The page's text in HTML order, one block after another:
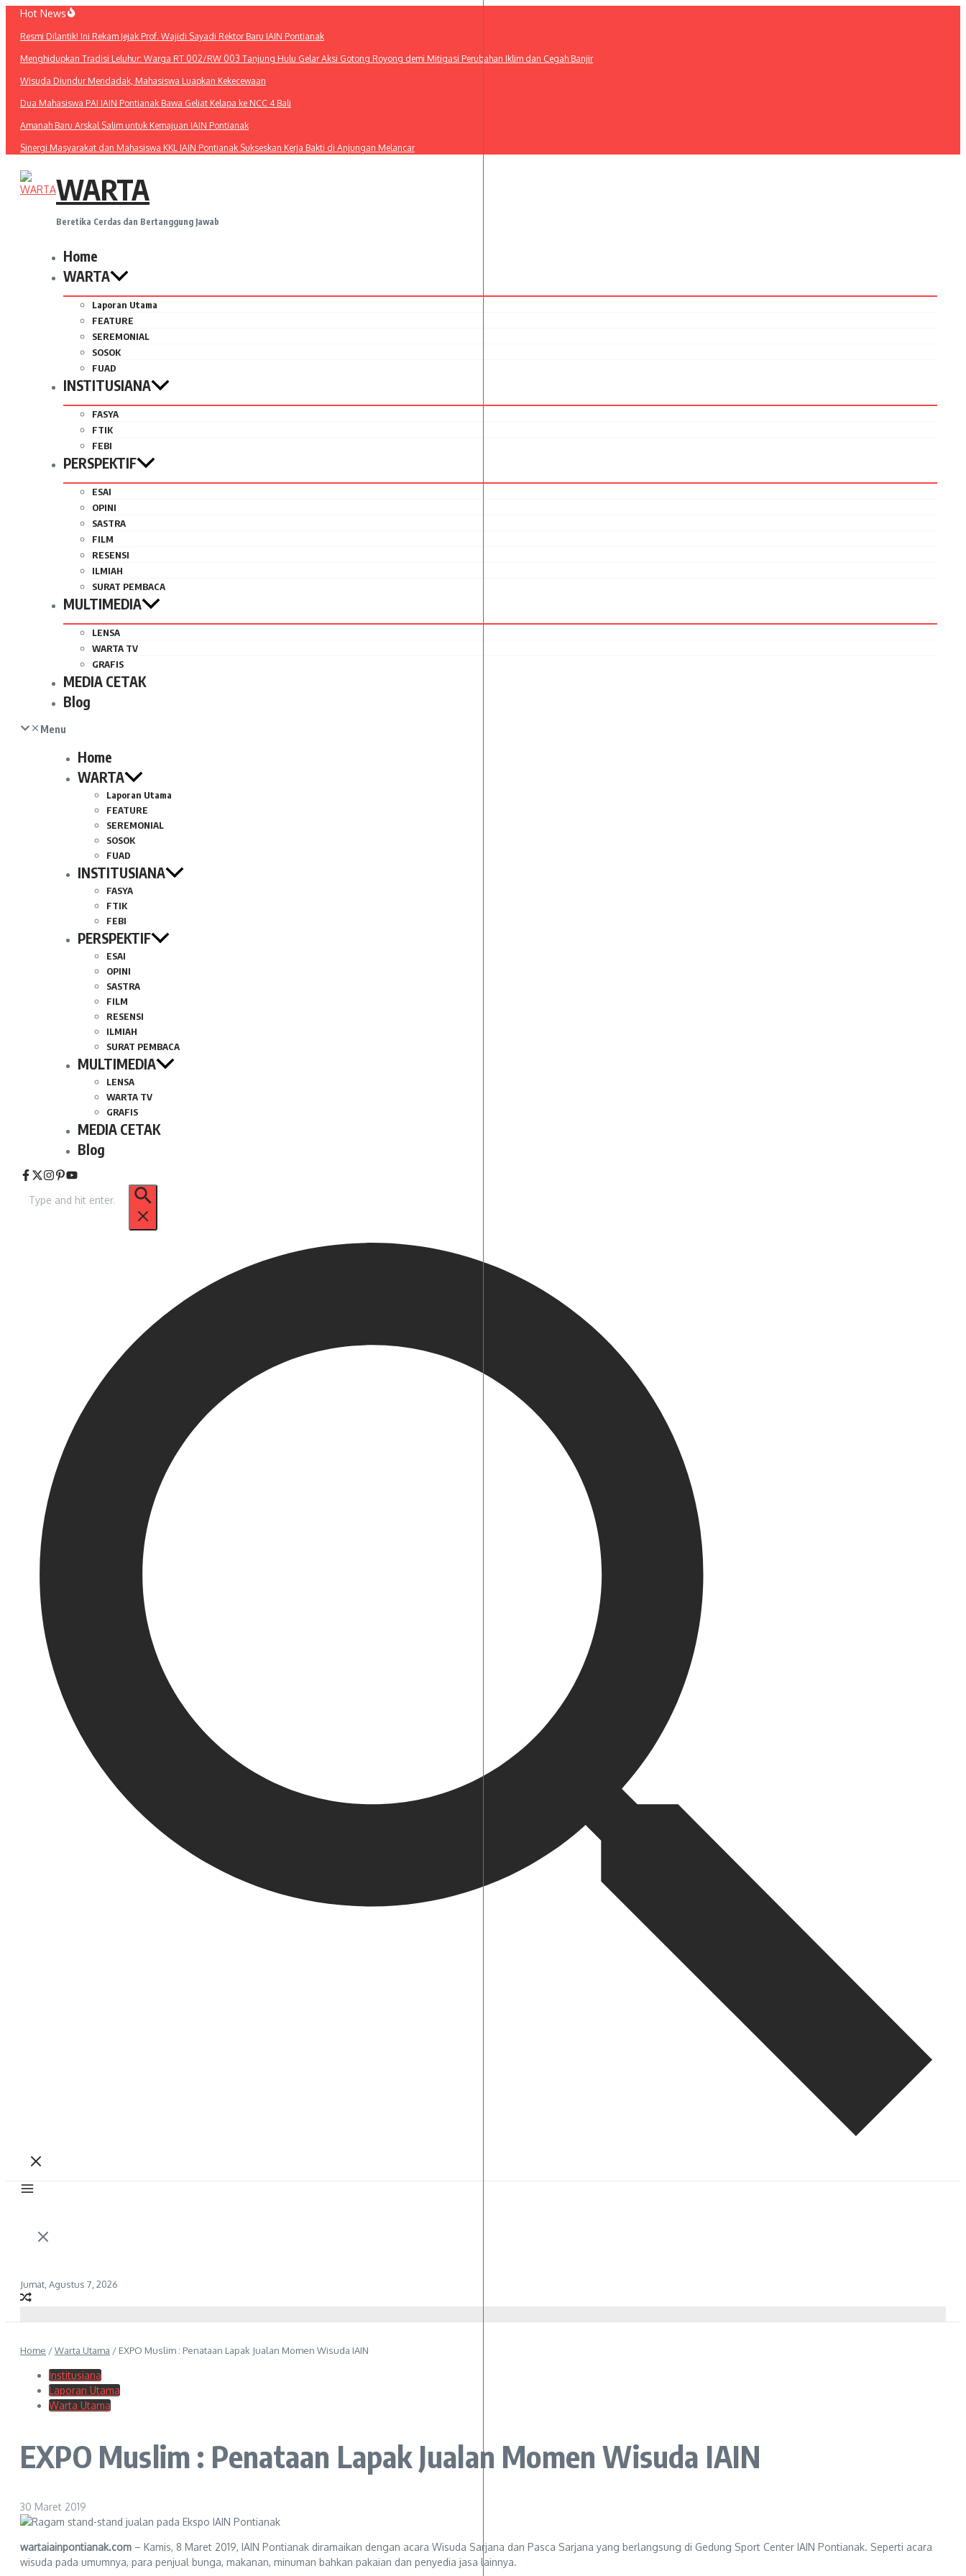
Lewati
konten
Hot News
Resmi Dilantik! Ini Rekam Jejak Prof. Wajidi Sayadi Rektor Baru IAIN Pontianak
Menghidupkan Tradisi Leluhur: Warga RT 002/RW 003 Tanjung Hulu Gelar Aksi Gotong Royong demi Mitigasi Perubahan Iklim dan Cegah Banjir
Wisuda Diundur Mendadak, Mahasiswa Luapkan Kekecewaan
Dua Mahasiswa PAI IAIN Pontianak Bawa Geliat Kelapa ke NCC 4 Bali
Amanah Baru Arskal Salim untuk Kemajuan IAIN Pontianak
Sinergi Masyarakat dan Mahasiswa KKL IAIN Pontianak Sukseskan Kerja Bakti di Anjungan Melancar
WARTA
Beretika Cerdas dan Bertanggung Jawab
Home
WARTA
Laporan Utama
FEATURE
SEREMONIAL
SOSOK
FUAD
INSTITUSIANA
FASYA
FTIK
FEBI
PERSPEKTIF
ESAI
OPINI
SASTRA
FILM
RESENSI
ILMIAH
SURAT PEMBACA
MULTIMEDIA
LENSA
WARTA TV
GRAFIS
MEDIA CETAK
Blog
Menu
Home
WARTA
Laporan Utama
FEATURE
SEREMONIAL
SOSOK
FUAD
INSTITUSIANA
FASYA
FTIK
FEBI
PERSPEKTIF
ESAI
OPINI
SASTRA
FILM
RESENSI
ILMIAH
SURAT PEMBACA
MULTIMEDIA
LENSA
WARTA TV
GRAFIS
MEDIA CETAK
Blog
untuk:
Jumat, Agustus 7, 2026
Home /Warta Utama / EXPO Muslim : Penataan Lapak Jualan Momen Wisuda IAIN
Institusiana
Laporan Utama
Warta Utama
EXPO Muslim : Penataan Lapak Jualan Momen Wisuda IAIN
30 Maret 2019
wartaiainpontianak.com – Kamis, 8 Maret 2019, IAIN Pontianak diramaikan dengan acara Wisuda Sarjana dan Pasca Sarjana yang berlangsung di Gedung Sport Center IAIN Pontianak. Seperti acara
wisuda pada umumnya, para penjual bunga, makanan, minuman bahkan pakaian dan penyedia jasa lainnya.